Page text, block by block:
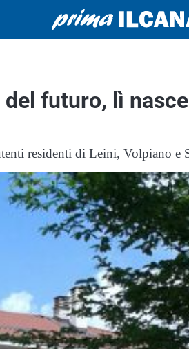
futuro, lì
residenti di Leini, Volpiano e